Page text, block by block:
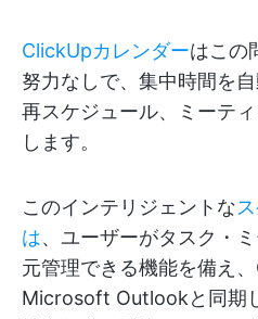
ClickUpカレンダーはこの
努力なしで、集中時間を
再スケジュール、ミーテ
します。
このインテリジェントな
は、ユーザーがタスク・
元管理できる機能を備え
Microsoft Outlookと同期